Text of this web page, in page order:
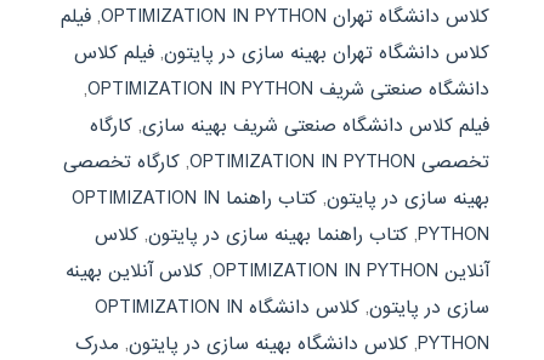
کلاس دانشگاه تهران OPTIMIZATION IN PYTHON
, فیلم
کلاس دانشگاه تهران بهینه سازی در پایتون, فیلم کلاس
دانشگاه صنعتی شریف OPTIMIZATION IN PYTHON
,
فیلم کلاس دانشگاه صنعتی شریف بهینه سازی, کارگاه
تخصصی OPTIMIZATION IN PYTHON
, کارگاه تخصصی
بهینه سازی در پایتون,
کتاب راهنما OPTIMIZATION IN
PYTHON
, کتاب راهنما بهینه سازی در پایتون, کلاس
آنلاین OPTIMIZATION IN PYTHON
, کلاس آنلاین بهینه
سازی در پایتون,
کلاس دانشگاه OPTIMIZATION IN
PYTHON
, کلاس دانشگاه بهینه سازی در پایتون, مدرک